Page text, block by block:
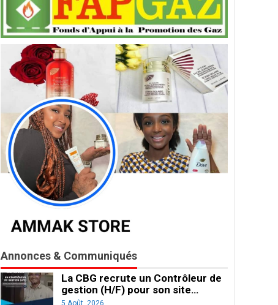
Annonces & Communiqués
La CBG recrute un Contrôleur de
gestion (H/F) pour son site…